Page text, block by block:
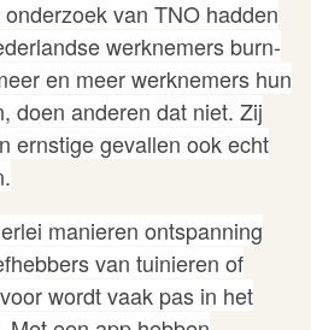
onderzoek van TNO hadden
werknemers burn-
en meer werknemers hun
doen anderen dat niet. Zij
ernstige gevallen ook echt
manieren ontspanning
van tuinieren of
wordt vaak pas in het